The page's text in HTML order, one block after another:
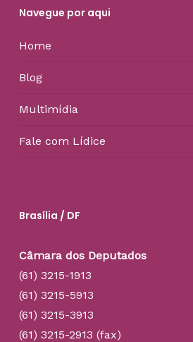
Navegue por aqui
Home
Blog
Multimídia
Fale com Lídice
Brasília / DF
Câmara dos Deputados
(61) 3215-1913
(61) 3215-5913
(61) 3215-3913
(61) 3215-2913 (fax)